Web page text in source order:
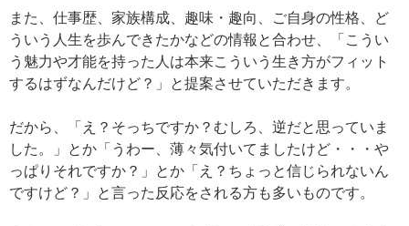
また、仕事歴、家族構成、趣味・趣向、ご自身の性格、ど
ういう人生を歩んできたかなどの情報と合わせ、「こうい
う魅力や才能を持った人は本来こういう生き方がフィット
するはずなんだけど？」と提案させていただきます。
だから、「え？そっちですか？むしろ、逆だと思っていま
した。」とか「うわー、薄々気付いてましたけど・・・や
っぱりそれですか？」とか「え？ちょっと信じられないん
ですけど？」と言った反応をされる方も多いものです。